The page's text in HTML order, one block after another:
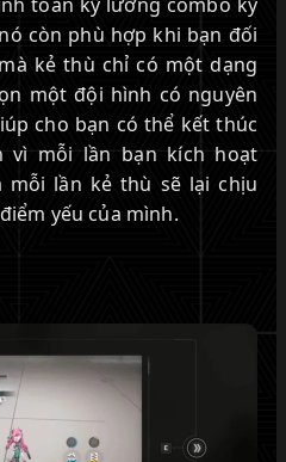
còn phù hợp khi bạn đối
kẻ thù chỉ có một dạng
một đội hình có nguyên
cho bạn có thể kết thúc
vì mỗi lần bạn kích hoạt
mỗi lần kẻ thù sẽ lại chịu
yếu của mình.